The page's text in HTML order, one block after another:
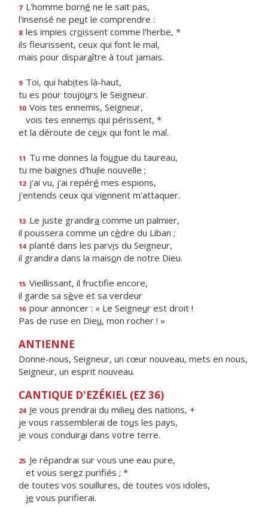
7 L'homme borné ne le sait pas,
l'insensé ne peut le comprendre :
8 les impies croissent comme l'herbe, *
ils fleurissent, ceux qui font le mal,
mais pour disparaître à tout jamais.
9 Toi, qui habites là-haut,
tu es pour toujours le Seigneur.
10 Vois tes ennemis, Seigneur,
vois tes ennemis qui périssent, *
et la déroute de ceux qui font le mal.
11 Tu me donnes la fougue du taureau,
tu me baignes d'huile nouvelle ;
12 j'ai vu, j'ai repéré mes espions,
j'entends ceux qui viennent m'attaquer.
13 Le juste grandira comme un palmier,
il poussera comme un cèdre du Liban ;
14 planté dans les parvis du Seigneur,
il grandira dans la maison de notre Dieu.
15 Vieillissant, il fructife encore,
il garde sa sève et sa verdeur
16 pour annoncer : « Le Seigneur est droit !
Pas de ruse en Dieu, mon rocher ! »
ANTIENNE
Donne-nous, Seigneur, un cœur nouveau, mets en nous,
Seigneur, un esprit nouveau.
CANTIQUE D'EZÉKIEL (EZ 36)
24 Je vous prendrai du milieu des nations, +
je vous rassemblerai de tous les pays,
je vous conduirai dans votre terre.
25 Je répandrai sur vous une eau pure,
et vous serez purifiés ; *
de toutes vos souillures, de toutes vos idoles,
je vous purifierai.